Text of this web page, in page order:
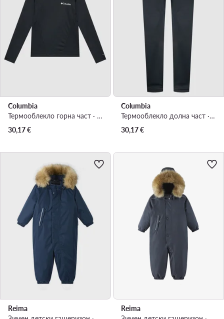
Columbia
Термооблекло горна част · Черен
30,17€
Columbia
Термооблекло долна част · Черен
30,17€
Reima
Reima